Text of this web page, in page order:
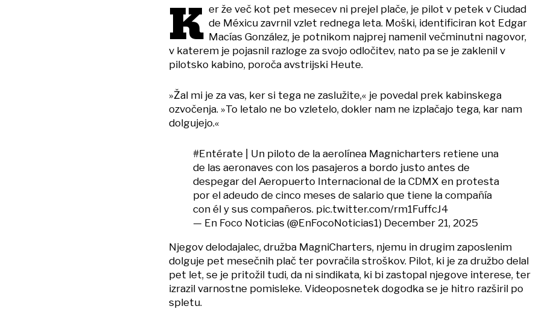
K er že več kot pet mesecev ni prejel plače, je pilot v petek v Ciudad
de Méxicu zavrnil vzlet rednega leta. Moški, identificiran kot Edgar
Macías González, je potnikom najprej namenil večminutni nagovor,
v katerem je pojasnil razloge za svojo odločitev, nato pa se je zaklenil v
pilotsko kabino, poroča avstrijski Heute.
»Žal mi je za vas, ker si tega ne zaslužite,« je povedal prek kabinskega
ozvočenja. »To letalo ne bo vzletelo, dokler nam ne izplačajo tega, kar nam
dolgujejo.«
#Entérate | Un piloto de la aerolínea Magnicharters retiene una
de las aeronaves con los pasajeros a bordo justo antes de
despegar del Aeropuerto Internacional de la CDMX en protesta
por el adeudo de cinco meses de salario que tiene la compañía
con él y sus compañeros. pic.twitter.com/rm1FuffcJ4
— En Foco Noticias (@EnFocoNoticias1) December 21, 2025
Njegov delodajalec, družba MagniCharters, njemu in drugim zaposlenim
dolguje pet mesečnih plač ter povračila stroškov. Pilot, ki je za družbo delal
pet let, se je pritožil tudi, da ni sindikata, ki bi zastopal njegove interese, ter
izrazil varnostne pomisleke. Videoposnetek dogodka se je hitro razširil po
spletu.